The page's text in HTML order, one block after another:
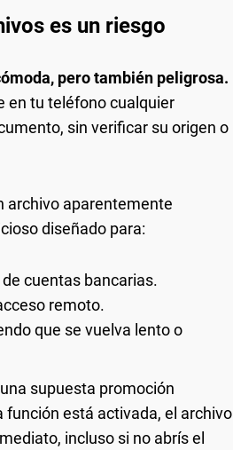
es un riesgo
pero también peligrosa.
en tu teléfono cualquier
sin verificar su origen o
archivo aparentemente
diseñado para:
cuentas bancarias.
remoto.
que se vuelva lento o
supuesta promoción
está activada, el archivo
incluso si no abrís el